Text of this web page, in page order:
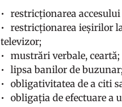
restricționarea
restricționarea ieșirilor
televizor;
mustrări verbale, ceartă;
lipsa banilor de
obligativitatea de a citi
obligația de efectuare a